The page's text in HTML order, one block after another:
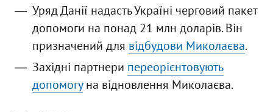
Уряд Данії надасть Україні черговий пакет
допомоги на понад 21 млн доларів. Він
призначений для відбудови Миколаєва.
Західні партнери переорієнтовують
допомогуна відновлення Миколаєва.